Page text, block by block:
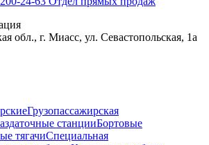
обл., г. Миасс, ул. Севастопольская, 1а
Грузопассажирская
станцииБортовые
тягачиСпециальная